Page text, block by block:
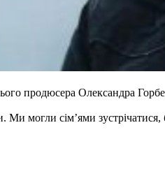
продюсера Олександра
могли сім’ями